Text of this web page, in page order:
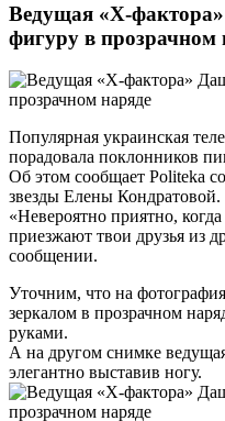
Ведущая «Х-
фигуру в прозрачном
Популярная украинская
порадовала поклонников
Об этом сообщает Politeka
звезды Елены Кондратовой.
«Невероятно приятно,
приезжают твои друзья из
сообщении.
Уточним, что на
зеркалом в прозрачном
руками.
А на другом снимке
элегантно выставив ногу.